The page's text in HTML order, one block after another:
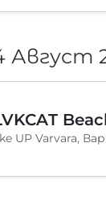
Август